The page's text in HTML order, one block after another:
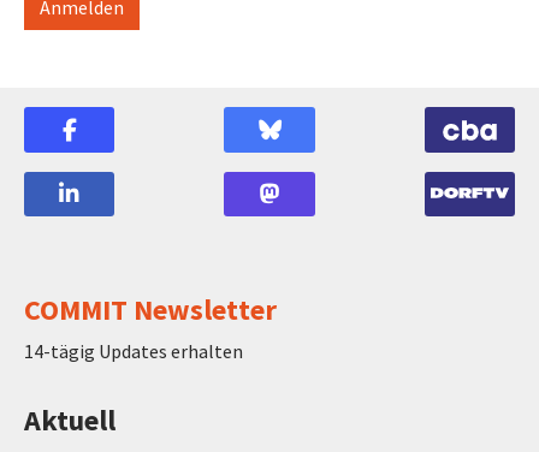
COMMIT Newsletter
14-tägig Updates erhalten
Aktuell